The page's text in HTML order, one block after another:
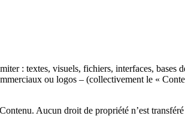
: textes, visuels, fichiers, interfaces, bases
ou logos – (collectivement le «
Aucun droit de propriété n’est